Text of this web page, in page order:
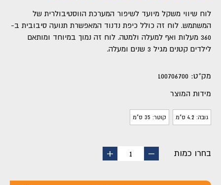
לוח שיווי משקל מיועד לשיפור המערכת הווסטיבולרית של
המשתמש. לוח זה כולל כיפת נדנוד המאפשרת תנועה סיבובית ב-
360 מעלות ואף למעלה ולמטה. לוח זה נמוך במיוחד ומותאם
לילדים קטנים מגיל 3 שנים ומעלה.
מק"ט: 100706700
מידות המוצר
גובה: 4.2 ס"מ קוטר: 35 ס"מ
בחרו כמות
החסר
1
הוסף